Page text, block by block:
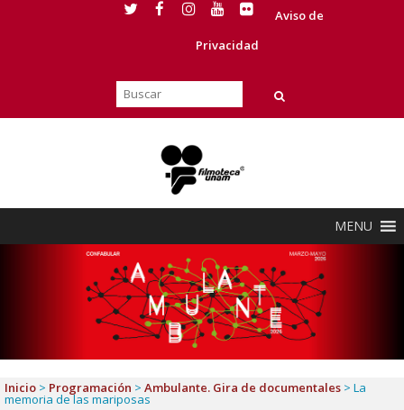
Aviso de
Privacidad
MENU
Inicio > Programación > Ambulante. Gira de documentales > La
memoria de las mariposas